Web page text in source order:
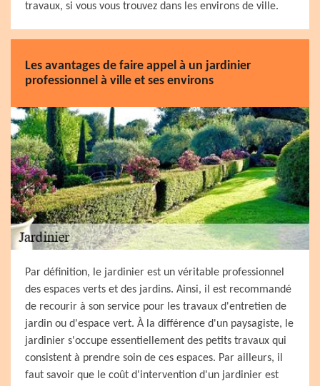
travaux, si vous vous trouvez dans les environs de ville.
Les avantages de faire appel à un jardinier
professionnel à ville et ses environs
Par définition, le jardinier est un véritable professionnel
des espaces verts et des jardins. Ainsi, il est recommandé
de recourir à son service pour les travaux d'entretien de
jardin ou d'espace vert. À la différence d'un paysagiste, le
jardinier s'occupe essentiellement des petits travaux qui
consistent à prendre soin de ces espaces. Par ailleurs, il
faut savoir que le coût d'intervention d'un jardinier est